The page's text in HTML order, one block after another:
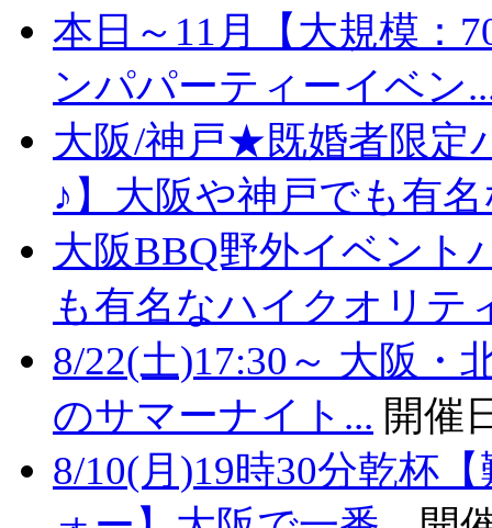
本日～11月【大規模：
ンパパーティーイベン
大阪/神戸★既婚者限定
♪】大阪や神戸でも有
大阪BBQ野外イベント
も有名なハイクオリテ
8/22(土)17:30～ 大阪
のサマーナイト... 開催
8/10(月)19時30分乾杯